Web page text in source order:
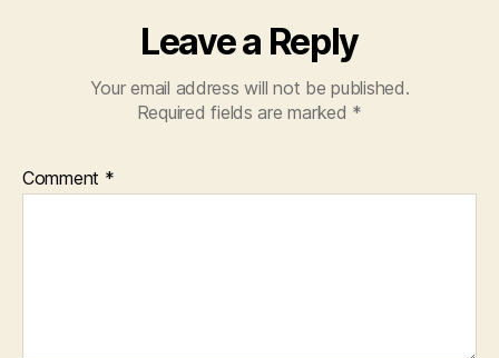
Leave a Reply
Your email address will not be published.
Required fields are marked *
Comment *